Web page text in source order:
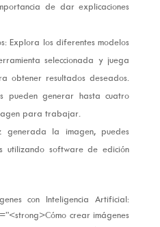
de dar explicaciones
Explora los diferentes modelos
seleccionada y juega
obtener resultados deseados.
pueden generar hasta cuatro
para trabajar.
generada la imagen, puedes
utilizando software de edición